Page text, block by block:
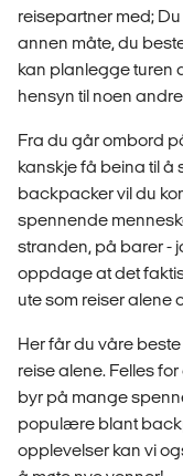
reisepartner med;
annen måte, du
kan planlegge turen
hensyn til noen
Fra du går ombord
kanskje få beina til å
backpacker vil du
spennende
stranden, på barer -
oppdage at det
ute som reiser alene
Her får du våre
reise alene. Felles
byr på mange
populære blant
opplevelser kan vi